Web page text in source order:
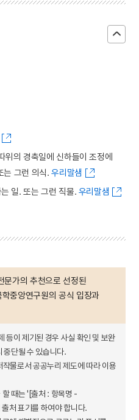
의 경축일에 신하들이 조정에
는 그런 의식.우리말샘
일. 또는 그런 직물. 우리말샘
문가의 추천으로 선정된
중앙연구원의 공식 입장과
등이 제기된 경우 사실 확인 및 보완
중단될 수 있습니다.
물로서 공공누리 제도에 따라 이용
할 때는 '[출처 : 항목명 -
처 표기를 하여야 합니다.